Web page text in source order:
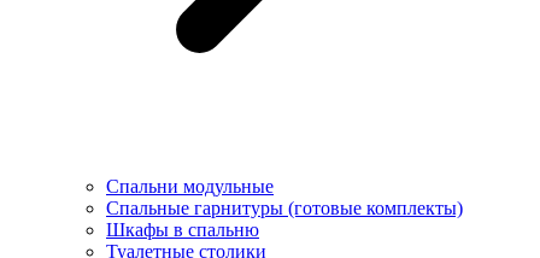
Спальни модульные
Спальные гарнитуры (готовые комплекты)
Шкафы в спальню
Туалетные столики